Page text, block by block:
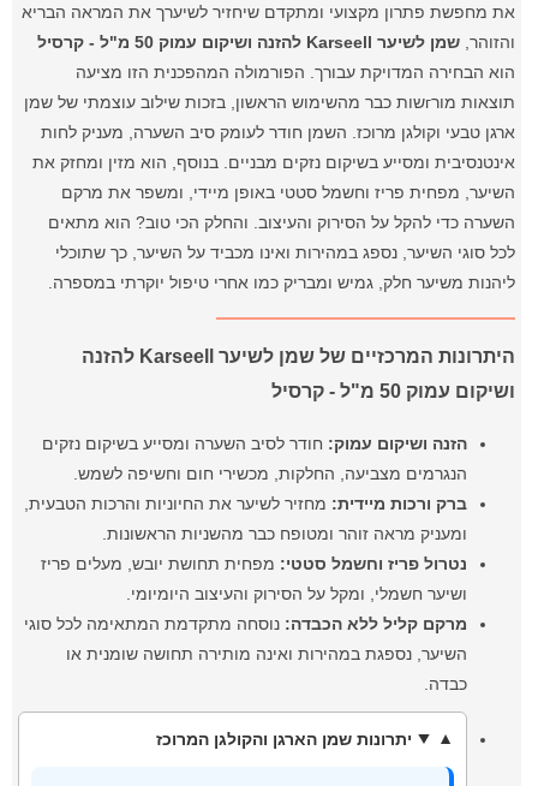
את מחפשת פתרון מקצועי ומתקדם שיחזיר לשיערך את המראה הבריא
והזוהר,שמן לשיער Karseell להזנה ושיקום עמוק 50 מ"ל - קרסיל
הוא הבחירה המדויקת עבורך. הפורמולה המהפכנית הזו מציעה
תוצאות מורгשות כבר מהשימוש הראשון, בזכות שילוב עוצמתי של שמן
ארגן טבעי וקולגן מרוכז. השמן חודר לעומק סיב השערה, מעניק לחות
אינטנסיבית ומסייע בשיקום נזקים מבניים. בנוסף, הוא מזין ומחזק את
השיער, מפחית פריז וחשמל סטטי באופן מיידי, ומשפר את מרקם
השערה כדי להקל על הסירוק והעיצוב. והחלק הכי טוב? הוא מתאים
לכל סוגי השיער, נספג במהירות ואינו מכביד על השיער, כך שתוכלי
ליהנות משיער חלק, גמיש ומבריק כמו אחרי טיפול יוקרתי במספרה.
היתרונות המרכזיים של שמן לשיער Karseell להזנה
ושיקום עמוק 50 מ"ל - קרסיל
הזנה ושיקום עמוק: חודר לסיב השערה ומסייע בשיקום נזקים
הנגרמים מצביעה, החלקות, מכשירי חום וחשיפה לשמש.
ברק ורכות מיידית: מחזיר לשיער את החיוניות והרכות הטבעית,
ומעניק מראה זוהר ומטופח כבר מהשניות הראשונות.
נטרול פריז וחשמל סטטי: מפחית תחושת יובש, מעלים פריז
ושיער חשמלי, ומקל על הסירוק והעיצוב היומיומי.
מרקם קליל ללא הכבדה: נוסחה מתקדמת המתאימה לכל סוגי
השיער, נספגת במהירות ואינה מותירה תחושה שומנית או
כבדה.
יתרונות שמן הארגן והקולגן המרוכז